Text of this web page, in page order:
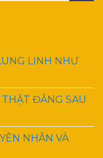
LINH NHƯ
THẬT ĐẰNG SAU
NHÂN VÀ